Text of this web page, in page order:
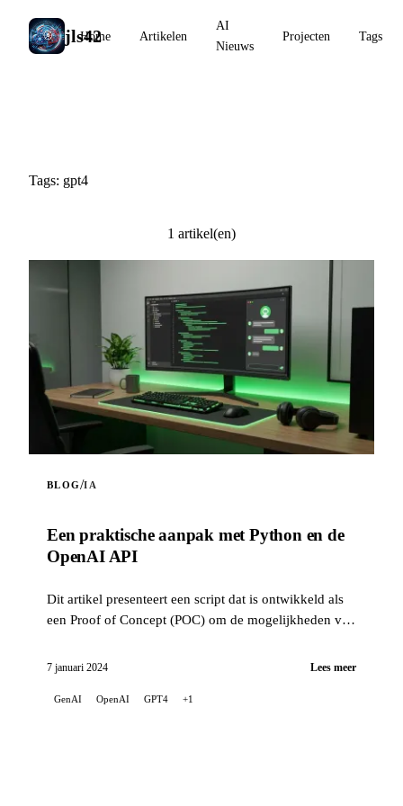
jls42
Home Artikelen
AI
Nieuws
Projecten Tags
Tags: gpt4
1 artikel(en)
BLOG/IA
Een praktische aanpak met Python en de
OpenAI API
Dit artikel presenteert een script dat is ontwikkeld als
een Proof of Concept (POC) om de mogelijkheden van
raken.
7 januari 2024 Lees meer
GenAI OpenAI GPT4 +1